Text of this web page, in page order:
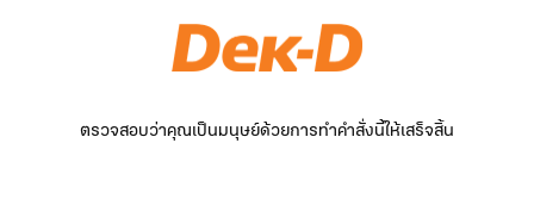
ตรวจสอบว่าคุณเป็นมนุษย์ด้วยการทำคำสั่งนี้ให้เสร็จสิ้น